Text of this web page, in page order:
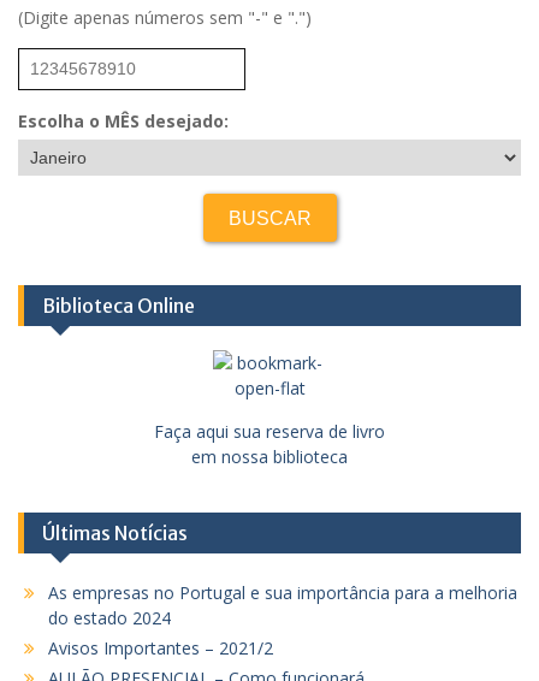
(Digite apenas números sem "-" e ".")
Escolha o MÊS desejado:
Biblioteca Online
Faça aqui sua reserva de livro
em nossa biblioteca
Últimas Notícias
As empresas no Portugal e sua importância para a melhoria
do estado 2024
Avisos Importantes – 2021/2